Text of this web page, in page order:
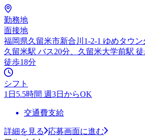
勤務地
面接地
福岡県久留米市新合川1-2-1 ゆめタウン
久留米駅 バス20分、久留米大学前駅
徒歩18分
シフト
1日5.5時間 週3日からOK
交通費支給
詳細を見る
応募画面に進む